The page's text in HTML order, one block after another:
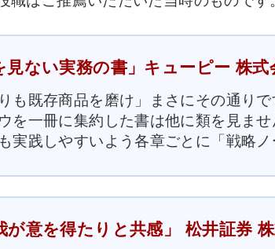
見ない実務の書」キューピー 株
りも既存商品を磨け」まさにその通り
を一冊に集約した書は他に類を見ませ
実践しやすいよう各章ごとに「戦略
が意を得たりと共感」 松井証券